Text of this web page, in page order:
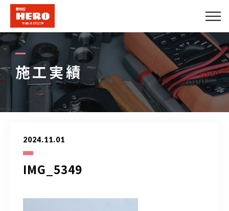
施工実績
2024.11.01
IMG_5349
会社概要
エアコンメニュー
便利屋メニュー